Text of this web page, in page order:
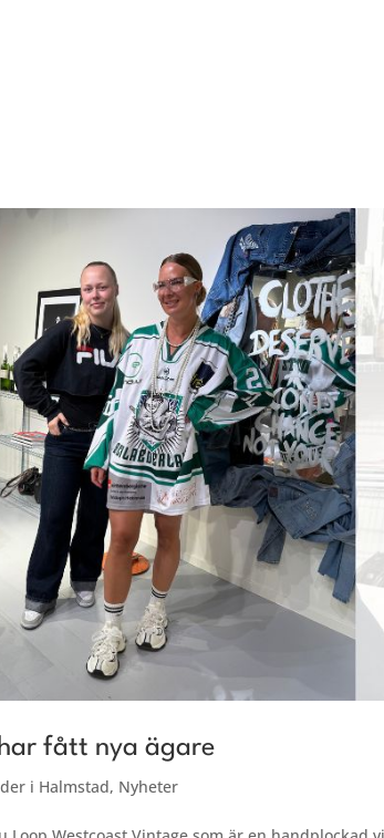
fått nya ägare
i Halmstad, Nyheter